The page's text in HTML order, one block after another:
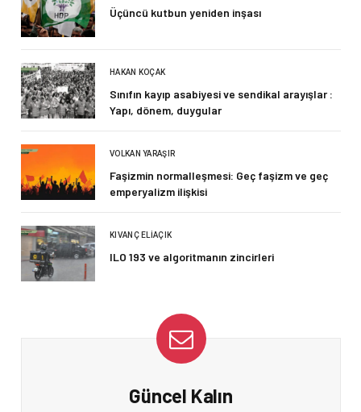
Üçüncü kutbun yeniden inşası
HAKAN KOÇAK
Sınıfın kayıp asabiyesi ve sendikal arayışlar :
Yapı, dönem, duygular
VOLKAN YARAŞIR
Faşizmin normalleşmesi: Geç faşizm ve geç
emperyalizm ilişkisi
KIVANÇ ELIAÇIK
ILO 193 ve algoritmanın zincirleri
Güncel Kalın